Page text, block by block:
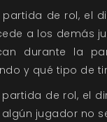
partida de rol, el
a los demás
durante la
y qué tipo de
partida de rol, el
algún jugador no